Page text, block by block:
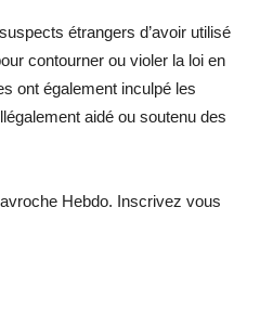
étrangers d’avoir utilisé
contourner ou violer la loi en
ont également inculpé les
aidé ou soutenu des
Hebdo. Inscrivez vous